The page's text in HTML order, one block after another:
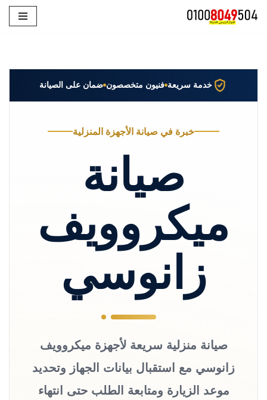
خدمة سريعة فنيون متخصصون ضمان على الصيانة
خبرة في صيانة الأجهزة المنزلية
صيانة
ميكروويف
زانوسي
صيانة منزلية سريعة لأجهزة ميكروويف
زانوسي مع استقبال بيانات الجهاز وتحديد
موعد الزيارة ومتابعة الطلب حتى انتهاء